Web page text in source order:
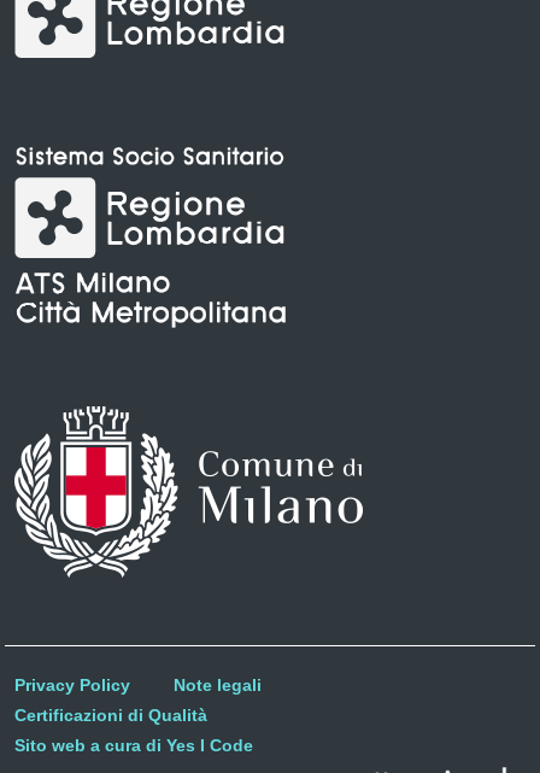
Privacy Policy
Note legali
Certificazioni di Qualità
Sito web a cura di Yes I Code